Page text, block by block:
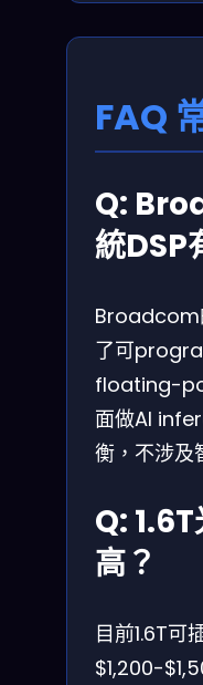
FAQ
Q:
統DSP
Broadcom
了可
floating-
面做AI
衡，不涉及
Q:
高？
目前1.6T
$1,200-